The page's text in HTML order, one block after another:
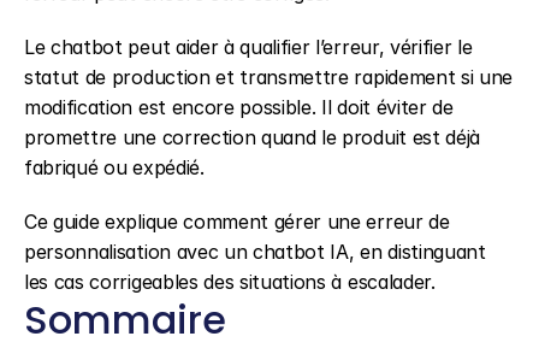
Le chatbot peut aider à qualifier l’erreur, vérifier le
statut de production et transmettre rapidement si une
modification est encore possible. Il doit éviter de
promettre une correction quand le produit est déjà
fabriqué ou expédié.
Ce guide explique comment gérer une erreur de
personnalisation avec un chatbot IA, en distinguant
les cas corrigeables des situations à escalader.
Sommaire